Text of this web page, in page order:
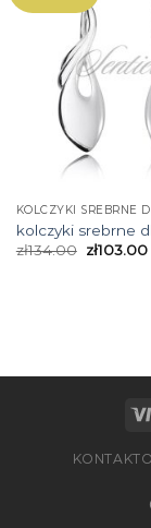
KOLCZYKI SREBRNE
kolczyki srebrne
zł134.00 zł103.00